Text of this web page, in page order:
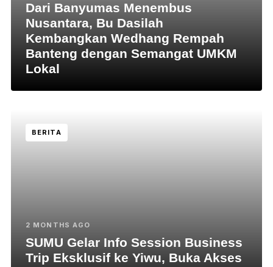
Dari Banyumas Menembus
Nusantara, Bu Dasilah
Kembangkan Wedhang Rempah
Banteng dengan Semangat UMKM
Lokal
BERITA
2 MONTHS AGO
SUMU Gelar Info Session Business
Trip Eksklusif ke Yiwu, Buka Akses